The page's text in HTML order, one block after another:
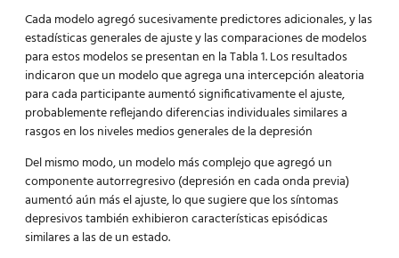
Cada modelo agregó sucesivamente predictores adicionales, y las
estadísticas generales de ajuste y las comparaciones de modelos
para estos modelos se presentan en la Tabla 1. Los resultados
indicaron que un modelo que agrega una intercepción aleatoria
para cada participante aumentó significativamente el ajuste,
probablemente reflejando diferencias individuales similares a
rasgos en los niveles medios generales de la depresión
Del mismo modo, un modelo más complejo que agregó un
componente autorregresivo (depresión en cada onda previa)
aumentó aún más el ajuste, lo que sugiere que los síntomas
depresivos también exhibieron características episódicas
similares a las de un estado.